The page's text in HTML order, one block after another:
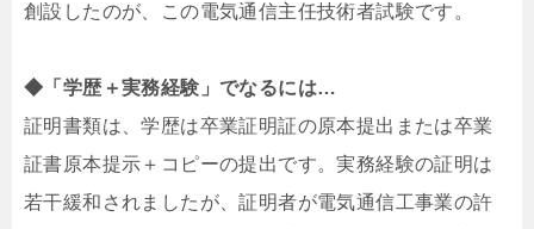
創設したのが、この電気通信主任技術者試験です。
◆「学歴＋実務経験」でなるには…
証明書類は、学歴は卒業証明証の原本提出または卒業
証書原本提示＋コピーの提出です。実務経験の証明は
若干緩和されましたが、証明者が電気通信工事業の許